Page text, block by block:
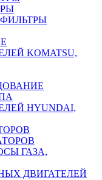
KOMATSU,
HYUNDAI,
ГАЗА,
ДВИГАТЕЛЕЙ